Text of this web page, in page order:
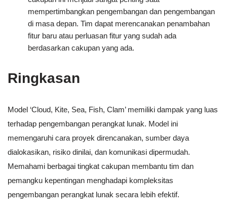
mempertimbangkan pengembangan dan pengembangan
di masa depan. Tim dapat merencanakan penambahan
fitur baru atau perluasan fitur yang sudah ada
berdasarkan cakupan yang ada.
Ringkasan
Model ‘Cloud, Kite, Sea, Fish, Clam’ memiliki dampak yang luas
terhadap pengembangan perangkat lunak. Model ini
memengaruhi cara proyek direncanakan, sumber daya
dialokasikan, risiko dinilai, dan komunikasi dipermudah.
Memahami berbagai tingkat cakupan membantu tim dan
pemangku kepentingan menghadapi kompleksitas
pengembangan perangkat lunak secara lebih efektif.